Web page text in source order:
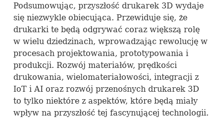
Podsumowując, przyszłość drukarek 3D wydaje
się niezwykle obiecująca. Przewiduje się, że
drukarki te będą odgrywać coraz większą rolę
w wielu dziedzinach, wprowadzając rewolucję w
procesach projektowania, prototypowania i
produkcji. Rozwój materiałów, prędkości
drukowania, wielomateriałowości, integracji z
IoT i AI oraz rozwój przenośnych drukarek 3D
to tylko niektóre z aspektów, które będą miały
wpływ na przyszłość tej fascynującej technologii.